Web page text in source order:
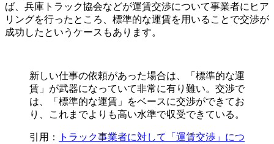
ば、兵庫トラック協会などが運賃交渉について事業者にヒア
リングを行ったところ、標準的な運賃を用いることで交渉が
成功したというケースもあります。
新しい仕事の依頼があった場合は、「標準的な運
賃」が武器になっていて非常に有り難い。交渉で
は、「標準的な運賃」をベースに交渉ができてお
り、これまでよりも高い水準で収受できている。
引用：
トラック事業者に対して「運賃交渉」につ